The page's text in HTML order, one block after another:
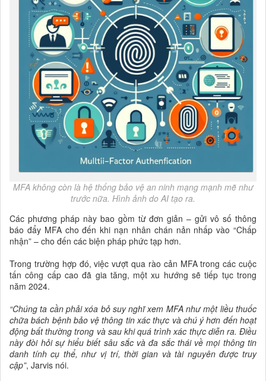
MFA không còn là hệ thống bảo vệ an ninh mạng mạnh mẽ như
trước nữa. Hình ảnh do AI tạo ra.
Các phương pháp này bao gồm từ đơn giản – gửi vô số thông
báo đẩy MFA cho đến khi nạn nhân chán nản nhấp vào “Chấp
nhận” – cho đến các biện pháp phức tạp hơn.
Trong trường hợp đó, việc vượt qua rào cản MFA trong các cuộc
tấn công cấp cao đã gia tăng, một xu hướng sẽ tiếp tục trong
năm 2024.
“Chúng ta cần phải xóa bỏ suy nghĩ xem MFA như một liều thuốc
chữa bách bệnh bảo vệ thông tin xác thực và chú ý hơn đến hoạt
động bất thường trong và sau khi quá trình xác thực diễn ra. Điều
này đòi hỏi sự hiểu biết sâu sắc và đa sắc thái về mọi thông tin
danh tính cụ thể, như vị trí, thời gian và tài nguyên được truy
cập”, Jarvis nói.